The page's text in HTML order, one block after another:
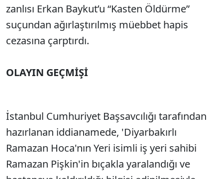
zanlısı Erkan Baykut’u “Kasten Öldürme”
suçundan ağırlaştırılmış müebbet hapis
cezasına çarptırdı.
OLAYIN GEÇMİŞİ
İstanbul Cumhuriyet Başsavcılığı tarafından
hazırlanan iddianamede, 'Diyarbakırlı
Ramazan Hoca'nın Yeri isimli iş yeri sahibi
Ramazan Pişkin'in bıçakla yaralandığı ve